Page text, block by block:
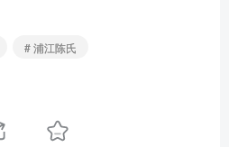
# 浦江陈氏